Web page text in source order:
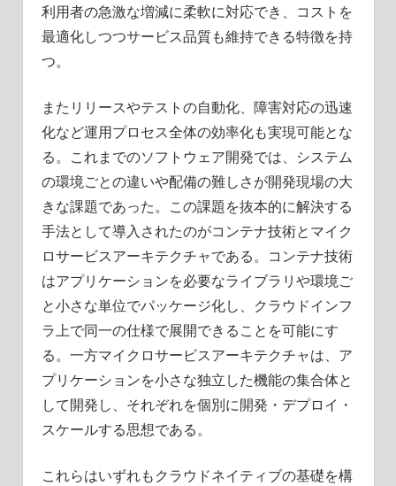
利用者の急激な増減に柔軟に対応でき、コストを
最適化しつつサービス品質も維持できる特徴を持
つ。
またリリースやテストの自動化、障害対応の迅速
化など運用プロセス全体の効率化も実現可能とな
る。これまでのソフトウェア開発では、システム
の環境ごとの違いや配備の難しさが開発現場の大
きな課題であった。この課題を抜本的に解決する
手法として導入されたのがコンテナ技術とマイク
ロサービスアーキテクチャである。コンテナ技術
はアプリケーションを必要なライブラリや環境ご
と小さな単位でパッケージ化し、クラウドインフ
ラ上で同一の仕様で展開できることを可能にす
る。一方マイクロサービスアーキテクチャは、ア
プリケーションを小さな独立した機能の集合体と
して開発し、それぞれを個別に開発・デプロイ・
スケールする思想である。
これらはいずれもクラウドネイティブの基礎を構